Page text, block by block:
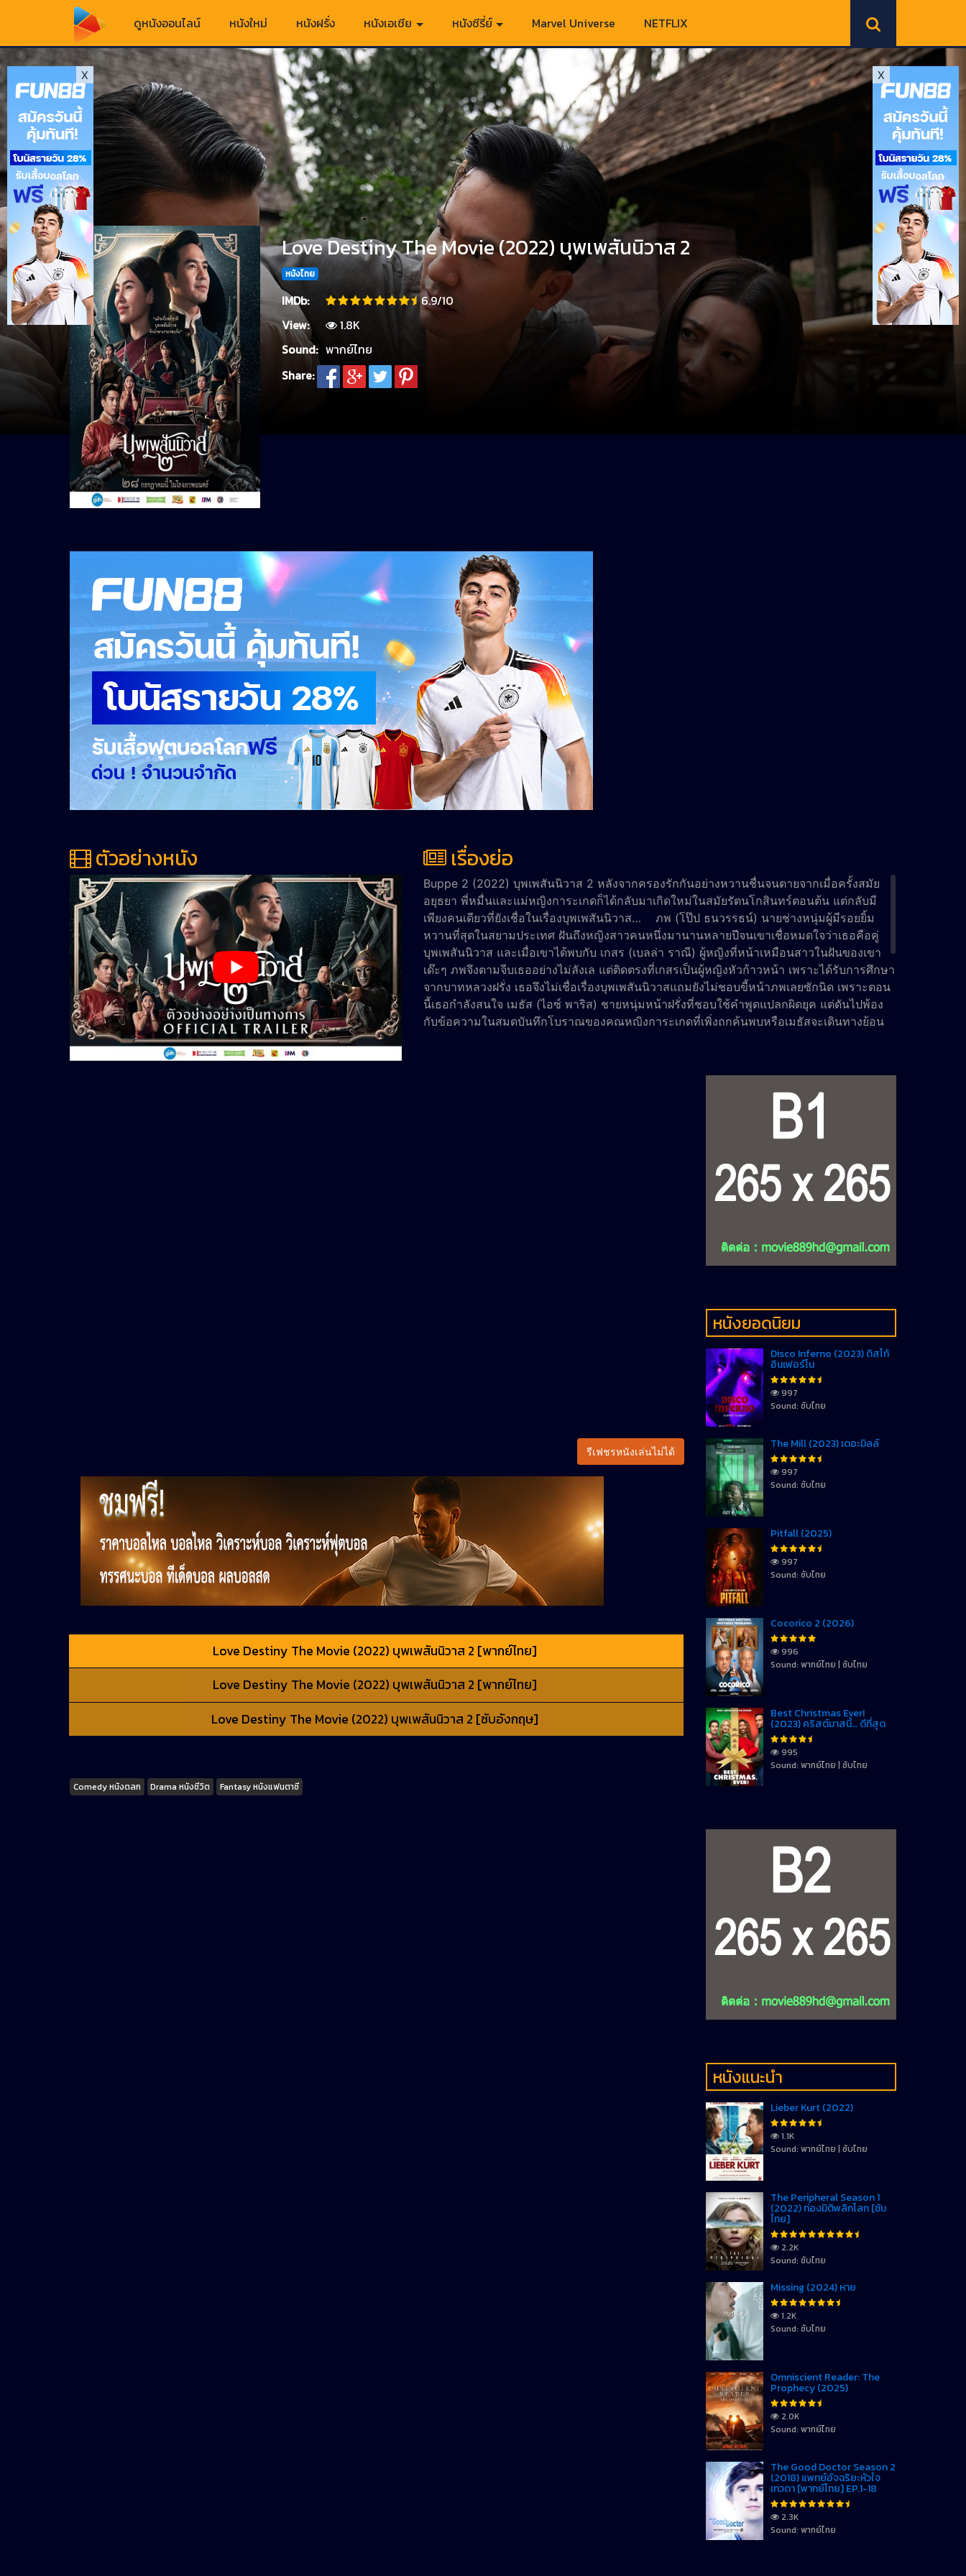
ดูหนังออนไลน์ หนังใหม่ หนังฝรั่ง หนังเอเชีย หนังซีรี่ย์ Marvel Universe NETFLIX
Love Destiny The Movie (2022) บุพเพสันนิวาส 2
หนังไทย
IMDb:
6.9/10
View:
1.8K
Sound: พากย์ไทย
Share:
ตัวอย่างหนัง เรื่องย่อ
Buppe 2 (2022) บุพเพสันนิวาส 2 หลังจากครองรักกันอย่างหวานชื่นจนตายจากเมื่อครั้งสมัย
อยุธยา พี่หมื่นและแม่หญิงการะเกดก็ได้กลับมาเกิดใหม่ในสมัยรัตนโกสินทร์ตอนต้น แต่กลับมี
เพียงคนเดียวที่ยังเชื่อในเรื่องบุพเพสันนิวาส… ภพ (โป๊ป ธนวรรธน์) นายช่างหนุ่มผู้มีรอยยิ้ม
หวานที่สุดในสยามประเทศ ฝันถึงหญิงสาวคนหนึ่งมานานหลายปีจนเขาเชื่อหมดใจว่าเธอคือคู่
บุพเพสันนิวาส และเมื่อเขาได้พบกับ เกสร (เบลล่า ราณี) ผู้หญิงที่หน้าเหมือนสาวในฝันของเขา
เด๊ะๆ ภพจึงตามจีบเธออย่างไม่ลังเล แต่ติดตรงที่เกสรเป็นผู้หญิงหัวก้าวหน้า เพราะได้รับการศึกษา
จากบาทหลวงฝรั่ง เธอจึงไม่เชื่อเรื่องบุพเพสันนิวาสแถมยังไม่ชอบขี้หน้าภพเลยซักนิด เพราะตอน
นี้เธอกำลังสนใจ เมธัส (ไอซ์ พาริส) ชายหนุ่มหน้าฝรั่งที่ชอบใช้คำพูดแปลกผิดยุค แต่ดันไปพ้อง
กับข้อความในสมุดบันทึกโบราณของคุณหญิงการะเกดที่เพิ่งถูกค้นพบหรือเมธัสจะเดินทางย้อน
สำคัญหลายท่านยังมีชีวิตโลดแล่นอยู่ ไม่ว่าจะเป็น สุนทรภู่ กวีเอกของโลก, หมอบรัดเลย์ บิดาแห่ง
การพิมพ์, บาทหลวงปาลเลอกัวซ์ ผู้นำกล้องถ่ายรูปเข้ามาในประเทศเป็นคนแรกและนายห้างหัน
แตร เจ้าของห้างสรรพสินค้าแห่งแรกของไทย และยังเป็นผู้นำเรือกลไฟ “เอ็กสเปรส” มาเสนอ
ขายแก่สยาม จนนำมาซึ่งเรื่องลุกลามบานปลายที่อาจทำให้ประวัติศาสตร์เกิดการเปลี่ยนแปลง
รีเฟชรหนังเล่นไม่ได้
Love Destiny The Movie (2022) บุพเพสันนิวาส 2 [พากย์ไทย]
Love Destiny The Movie (2022) บุพเพสันนิวาส 2 [พากย์ไทย]
Love Destiny The Movie (2022) บุพเพสันนิวาส 2 [ซับอังกฤษ]
Tags
Comedy หนังตลก Drama หนังชีวิต Fantasy หนังแฟนตาซี
หนังยอดนิยม
Disco Inferno (2023) ดิสโก้
อินเฟอร์โน
997
Sound: ซับไทย
The Mill (2023) เดอะมิลล์
997
Sound: ซับไทย
Pitfall (2025)
997
Sound: ซับไทย
Cocorico 2 (2026)
996
Sound: พากย์ไทย | ซับไทย
Best Christmas Ever!
(2023) คริสต์มาสนี้… ดีที่สุด
995
Sound: พากย์ไทย | ซับไทย
หนังแนะนำ
Lieber Kurt (2022)
1.1K
Sound: พากย์ไทย | ซับไทย
The Peripheral Season 1
(2022) ท่องมิติพลิกโลก [ซับ
ไทย]
2.2K
Sound: ซับไทย
Missing (2024) หาย
1.2K
Sound: ซับไทย
Omniscient Reader: The
Prophecy (2025)
2.0K
Sound: พากย์ไทย
The Good Doctor Season 2
(2018) แพทย์อัจฉริยะหัวใจ
เทวดา [พากย์ไทย] EP.1-18
2.3K
Sound: พากย์ไทย
X X